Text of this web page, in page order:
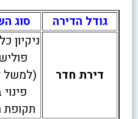
גודל הדירה
סוג
דירת חדר
ניקיון
(למשל
תקופת